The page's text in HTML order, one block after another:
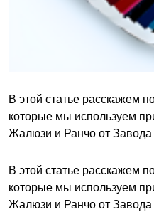
В этой статье расскажем
которые мы используем
Жалюзи и Ранчо от
В этой статье расскажем
которые мы используем
Жалюзи и Ранчо от